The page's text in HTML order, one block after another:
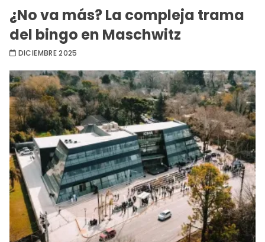
¿No va más? La compleja trama
del bingo en Maschwitz
DICIEMBRE 2025